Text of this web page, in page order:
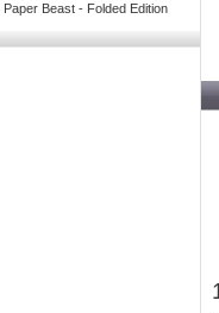
Paper Beast - Folded Edition